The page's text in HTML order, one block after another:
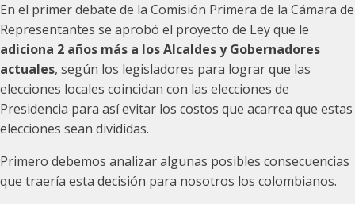
En el primer debate de la Comisión Primera de la Cámara de
Representantes se aprobó el proyecto de Ley que le
adiciona 2 años más a los Alcaldes y Gobernadores
actuales, según los legisladores para lograr que las
elecciones locales coincidan con las elecciones de
Presidencia para así evitar los costos que acarrea que estas
elecciones sean divididas.
Primero debemos analizar algunas posibles consecuencias
que traería esta decisión para nosotros los colombianos.